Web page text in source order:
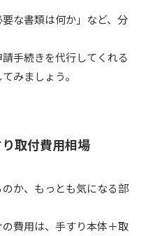
要な書類は何か」など、分
手続きを代行してくれる
みましょう。
取付費用相場
か、もっとも気になる部
費用は、手すり本体＋取